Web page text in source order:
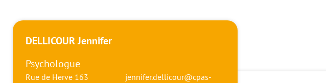
DELLICOUR Jennifer
Psychologue
Rue de Herve 163
jennifer.dellicour@cpas-